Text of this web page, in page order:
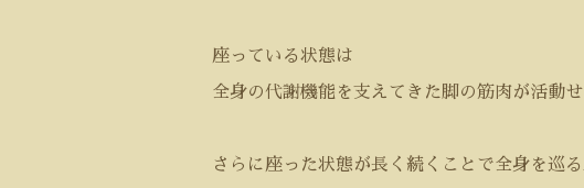
座っている状態は
全身の代謝機能を支えてきた脚の筋肉が活動
さらに座った状態が長く続くことで全身を巡